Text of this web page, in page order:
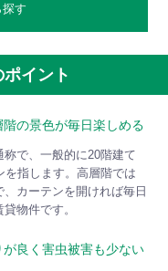
す
イント
の景色が毎日楽しめる
で、一般的に20階建て
を指します。高層階では
カーテンを開ければ毎日
物件です。
良く害虫被害も少ない